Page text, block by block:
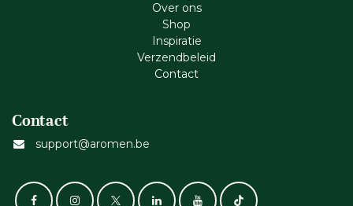
Ove​r​ ons
Shop
Inspiratie
Verzendbeleid
Cont​act
Contact
support@aromen.be